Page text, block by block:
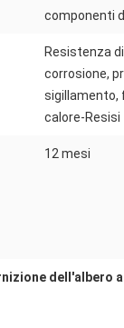
componenti
Resistenza
corrosione,
sigillamento,
calore-Resisi
12 mesi
dell'albero